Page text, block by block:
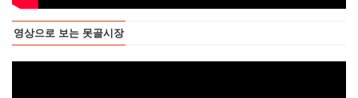
영상으로 보는 못골시장